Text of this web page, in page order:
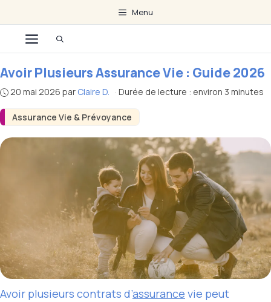
au
contenu
Menu
Menu
Assurance Vie & Prévoyance
Avoir Plusieurs Assurance Vie : Guide 2026
20 mai 2026 par Claire D. · Durée de lecture : environ 3 minutes
Avoir plusieurs contrats d’assurance vie peut